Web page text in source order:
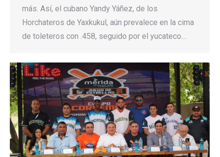
más. Así, el cubano Yandy Yáñez, de los
Horchateros de Yaxkukul, aún prevalece en la cima
de toleteros con .458, seguido por el yucateco…